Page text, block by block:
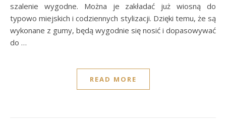
szalenie wygodne. Można je zakładać już wiosną do
typowo miejskich i codziennych stylizacji. Dzięki temu, że są
wykonane z gumy, będą wygodnie się nosić i dopasowywać
do …
READ MORE